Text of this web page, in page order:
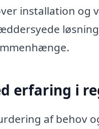
installation og
erfaring i
af behov